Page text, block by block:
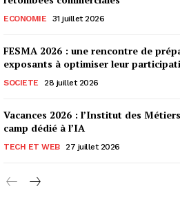
ECONOMIE 31 juillet 2026
FESMA 2026 : une rencontre de
exposants à optimiser leur
SOCIETE 28 juillet 2026
Vacances 2026 : l’Institut des
camp dédié à l’IA
TECH ET WEB 27 juillet 2026